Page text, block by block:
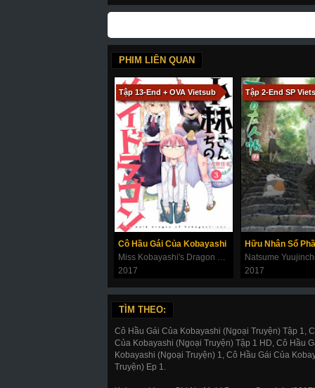
PHIM LIÊN QUAN
Tập 13-End + OVA Vietsub
Cô Hầu Gái Của Kobayashi
Miss Kobayashi's Dragon Maid
2017
Tập 2-End SP
2017
TÌM THEO:
Cô Hầu Gái Của Kobayashi (Ngoại Truyện) Tập 1,
Của Kobayashi (Ngoại Truyện) Tập 1 HD, Cô Hầu
Kobayashi (Ngoại Truyện) 1, Cô Hầu Gái Của
Truyện) Ep 1.